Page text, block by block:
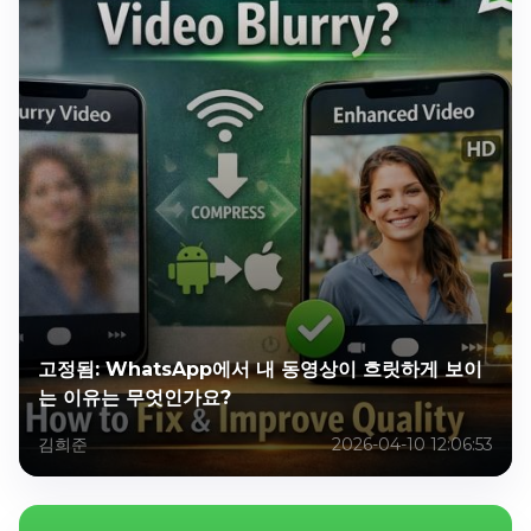
고정됨: WhatsApp에서 내 동영상이 흐릿하게 보이
는 이유는 무엇인가요?
김희준 2026-04-10 12:06:53